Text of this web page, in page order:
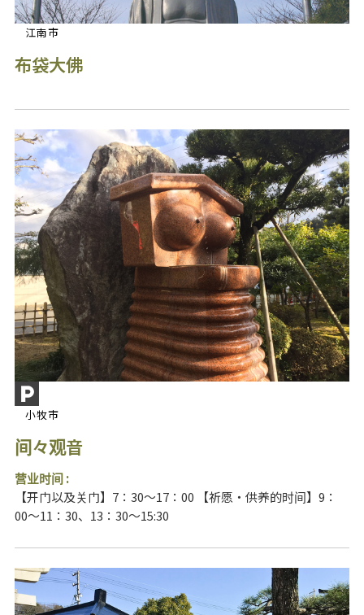
江南市
布袋大佛
小牧市
间々观音
营业时间 :
【开门以及关门】7：30～17：00 【祈愿・供养的时间】9：
00～11：30、13：30～15:30